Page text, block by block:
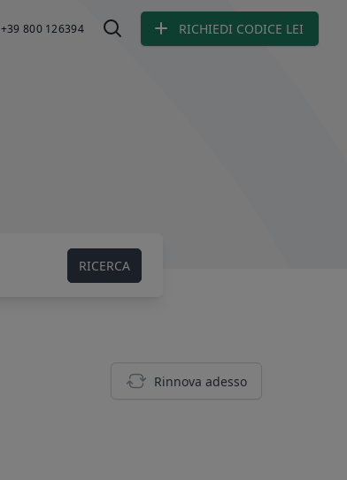
+39 800 126394 Ricerca LEIRICHIEDI CODICE LEI
RICERCA
Rinnova adesso